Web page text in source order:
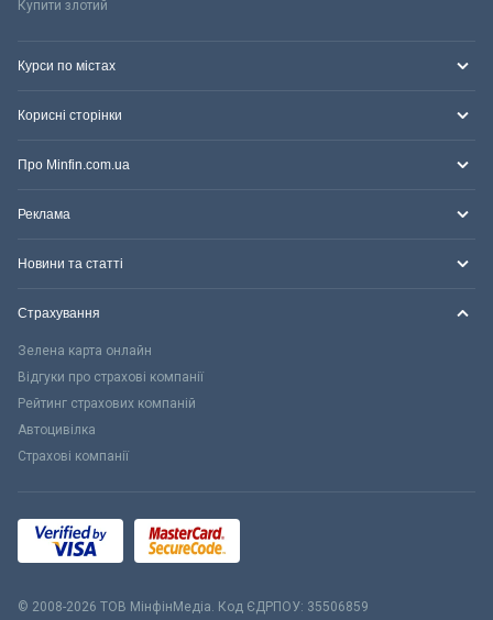
Купити злотий
Курси по містах
Корисні сторінки
Про Minfin.com.ua
Реклама
Новини та статті
Страхування
Зелена карта онлайн
Відгуки про страхові компанії
Рейтинг страхових компаній
Автоцивілка
Страхові компанії
© 2008-2026 ТОВ МiнфiнМедiа. Код ЄДРПОУ: 35506859